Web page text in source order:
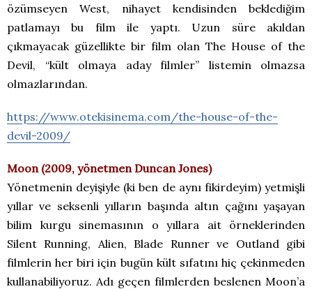
özümseyen West, nihayet kendisinden beklediğim
patlamayı bu film ile yaptı. Uzun süre akıldan
çıkmayacak güzellikte bir film olan The House of the
Devil, “kült olmaya aday filmler” listemin olmazsa
olmazlarından.
https://www.otekisinema.com/the-house-of-the-
devil-2009/
Moon (2009, yönetmen Duncan Jones)
Yönetmenin deyişiyle (ki ben de aynı fikirdeyim) yetmişli
yıllar ve seksenli yılların başında altın çağını yaşayan
bilim kurgu sinemasının o yıllara ait örneklerinden
Silent Running, Alien, Blade Runner ve Outland gibi
filmlerin her biri için bugün kült sıfatını hiç çekinmeden
kullanabiliyoruz. Adı geçen filmlerden beslenen Moon’a